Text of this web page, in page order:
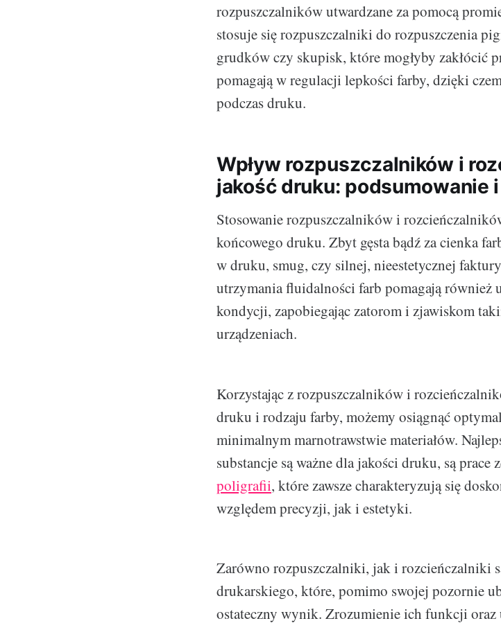
rozpuszczalników utwardzane za pomocą
stosuje się rozpuszczalniki do rozpuszczenia
grudków czy skupisk, które mogłyby zakłócić
pomagają w regulacji lepkości farby, dzięki
podczas druku.
Wpływ rozpuszczalników i
jakość druku: podsumowanie
Stosowanie rozpuszczalników i
końcowego druku. Zbyt gęsta bądź za cienka
w druku, smug, czy silnej, nieestetycznej
utrzymania fluidalności farb pomagają również
kondycji, zapobiegając zatorom i zjawiskom
urządzeniach.
Korzystając z rozpuszczalników i
druku i rodzaju farby, możemy osiągnąć
minimalnym marnotrawstwie materiałów.
substancje są ważne dla jakości druku, są
poligrafii, które zawsze charakteryzują się
względem precyzji, jak i estetyki.
Zarówno rozpuszczalniki, jak i rozcieńczalniki
drukarskiego, które, pomimo swojej pozornie
ostateczny wynik. Zrozumienie ich funkcji oraz